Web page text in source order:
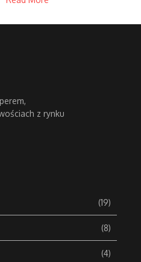
z rynku
(19)
(8)
(4)